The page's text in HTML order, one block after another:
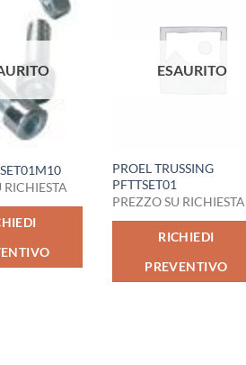
RICHIESTA
ESAURITO
PROEL TRUSSING
PFTTSET01
PREZZO SU RICHIESTA
RICHIEDI
PREVENTIVO